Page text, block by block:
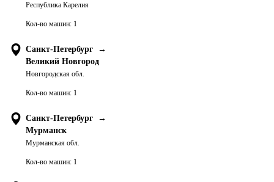
Республика Карелия
Кол-во машин: 1
Санкт-Петербург
→
Великий Новгород
Новгородская обл.
Кол-во машин: 1
Санкт-Петербург
→
Мурманск
Мурманская обл.
Кол-во машин: 1